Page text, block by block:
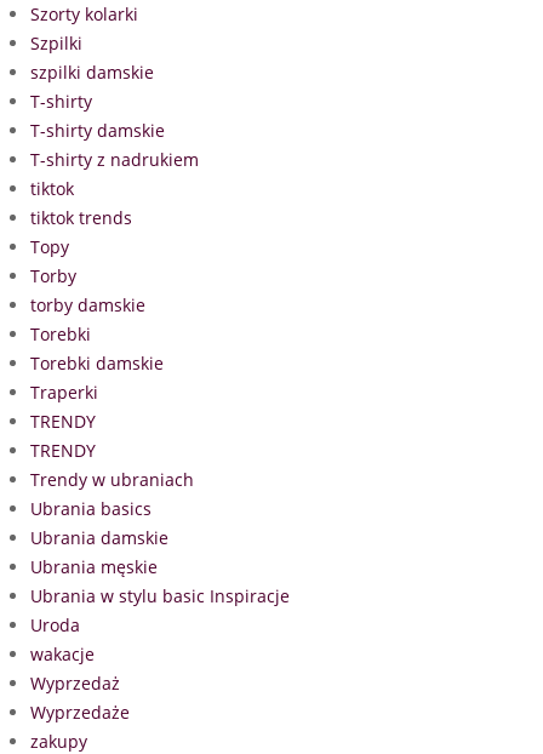
Szorty kolarki
Szpilki
szpilki damskie
T-shirty
T-shirty damskie
T-shirty z nadrukiem
tiktok
tiktok trends
Topy
Torby
torby damskie
Torebki
Torebki damskie
Traperki
TRENDY
TRENDY
Trendy w ubraniach
Ubrania basics
Ubrania damskie
Ubrania męskie
Ubrania w stylu basic Inspiracje
Uroda
wakacje
Wyprzedaż
Wyprzedaże
zakupy